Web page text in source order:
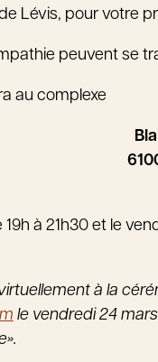
Lévis, pour votre
peuvent se
au complexe
à 21h30 et le
à la
le vendredi 24